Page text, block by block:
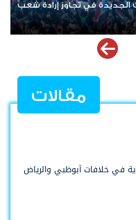
الجديدة في تجاوز إرادة شعب
مقالات
في خلافات أبوظبي والرياض